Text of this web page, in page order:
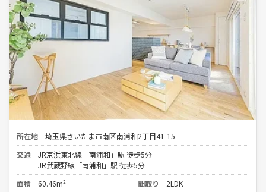
所在地
埼玉県さいたま市南区南浦和2丁目41-15
交通
JR京浜東北線「南浦和」駅 徒歩5分
JR武蔵野線「南浦和」駅 徒歩5分
面積
60.46m² 間取り
2LDK